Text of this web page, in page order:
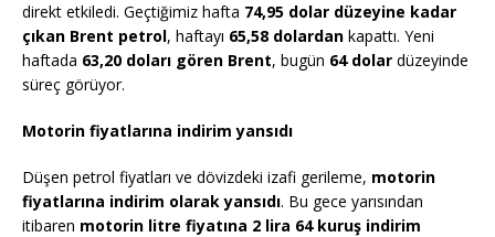
direkt etkiledi. Geçtiğimiz hafta 74,95 dolar düzeyine kadar
çıkan Brent petrol, haftayı 65,58 dolardan kapattı. Yeni
haftada 63,20 doları gören Brent, bugün 64 dolar düzeyinde
süreç görüyor.
Motorin fiyatlarına indirim yansıdı
Düşen petrol fiyatları ve dövizdeki izafi gerileme, motorin
fiyatlarına indirim olarak yansıdı. Bu gece yarısından
itibaren motorin litre fiyatına 2 lira 64 kuruş indirim